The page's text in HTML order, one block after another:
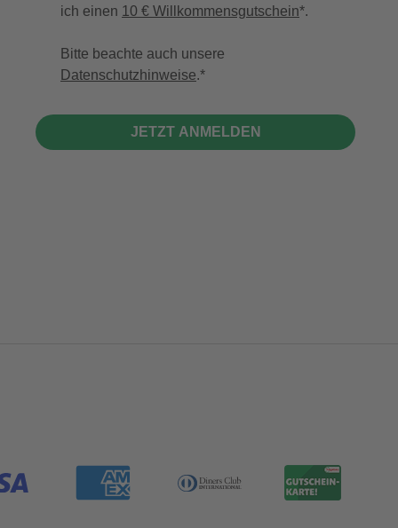
ich einen 10 € Willkommensgutschein*.
Bitte beachte auch unsere
Datenschutzhinweise.
JETZT ANMELDEN